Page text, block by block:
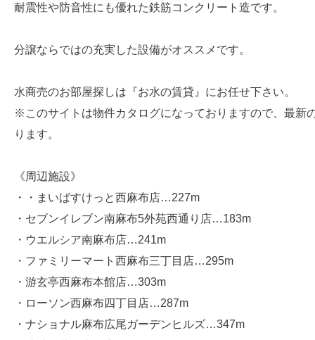
耐震性や防音性にも優れた鉄筋コンクリート造です。
分譲ならではの充実した設備がオススメです。
水商売のお部屋探しは『お水の賃貸』にお任せ下さい。
※このサイトは物件カタログになっておりますので、最新
ります。
《周辺施設》
・・まいばすけっと西麻布店…227m
・セブンイレブン南麻布5外苑西通り店…183m
・ウエルシア南麻布店…241m
・ファミリーマート西麻布三丁目店…295m
・游玄亭西麻布本館店…303m
・ローソン西麻布四丁目店…287m
・ナショナル麻布広尾ガーデンヒルズ…347m